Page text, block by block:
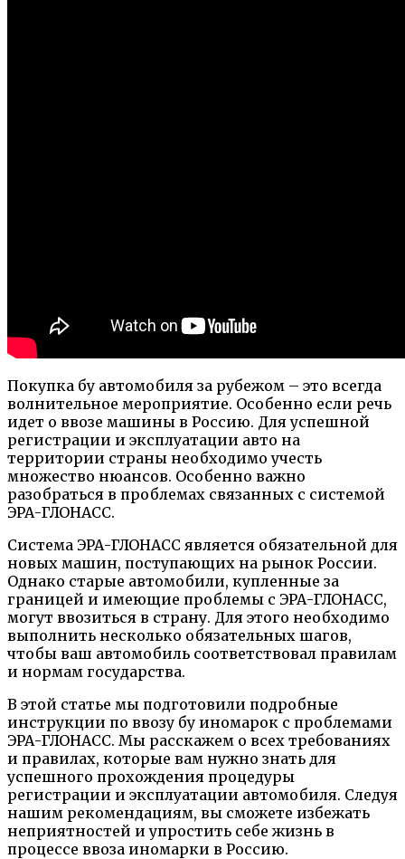
Покупка бу автомобиля за рубежом – это всегда
волнительное мероприятие. Особенно если речь
идет о ввозе машины в Россию. Для успешной
регистрации и эксплуатации авто на
территории страны необходимо учесть
множество нюансов. Особенно важно
разобраться в проблемах связанных с системой
ЭРА-ГЛОНАСС.
Система ЭРА-ГЛОНАСС является обязательной для
новых машин, поступающих на рынок России.
Однако старые автомобили, купленные за
границей и имеющие проблемы с ЭРА-ГЛОНАСС,
могут ввозиться в страну. Для этого необходимо
выполнить несколько обязательных шагов,
чтобы ваш автомобиль соответствовал правилам
и нормам государства.
В этой статье мы подготовили подробные
инструкции по ввозу бу иномарок с проблемами
ЭРА-ГЛОНАСС. Мы расскажем о всех требованиях
и правилах, которые вам нужно знать для
успешного прохождения процедуры
регистрации и эксплуатации автомобиля. Следуя
нашим рекомендациям, вы сможете избежать
неприятностей и упростить себе жизнь в
процессе ввоза иномарки в Россию.